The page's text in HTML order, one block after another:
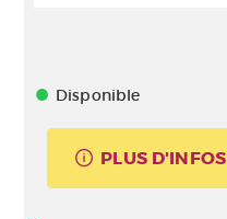
Disponible
PLUS D'INFOS